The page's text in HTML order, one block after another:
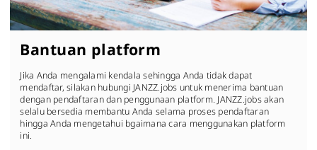
Bantuan platform
Jika Anda mengalami kendala sehingga Anda tidak dapat
mendaftar, silakan hubungi JANZZ.jobs untuk menerima bantuan
dengan pendaftaran dan penggunaan platform. JANZZ.jobs akan
selalu bersedia membantu Anda selama proses pendaftaran
hingga Anda mengetahui bgaimana cara menggunakan platform
ini.